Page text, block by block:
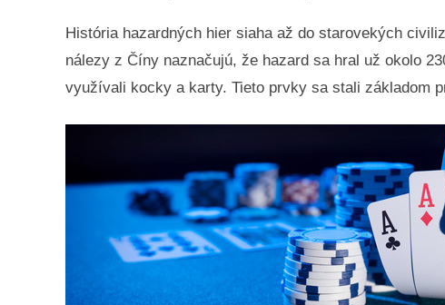
História hazardných hier siaha až do starovekých
nálezy z Číny naznačujú, že hazard sa hral už okolo
využívali kocky a karty. Tieto prvky sa stali základom